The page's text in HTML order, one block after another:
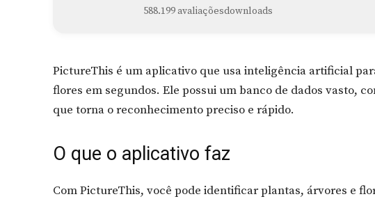
588.199 avaliaçõesdownloads
PictureThis é um aplicativo que usa inteligência artificial
flores em segundos. Ele possui um banco de dados vasto,
que torna o reconhecimento preciso e rápido.
O que o aplicativo faz
Com PictureThis, você pode identificar plantas, árvores e